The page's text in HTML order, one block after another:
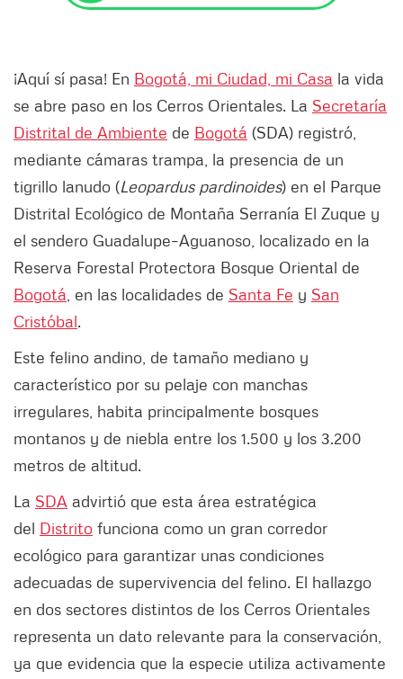
¡Aquí sí pasa! En Bogotá, mi Ciudad, mi Casa la vida
se abre paso en los Cerros Orientales. La Secretaría
Distrital de Ambiente de Bogotá (SDA) registró,
mediante cámaras trampa, la presencia de un
tigrillo lanudo (Leopardus pardinoides) en el Parque
Distrital Ecológico de Montaña Serranía El Zuque y
el sendero Guadalupe–Aguanoso, localizado en la
Reserva Forestal Protectora Bosque Oriental de
Bogotá , en las localidades de Santa Fe y San
Cristóbal.
Este felino andino, de tamaño mediano y
característico por su pelaje con manchas
irregulares, habita principalmente bosques
montanos y de niebla entre los 1.500 y los 3.200
metros de altitud.
La SDA advirtió que esta área estratégica
del Distrito funciona como un gran corredor
ecológico para garantizar unas condiciones
adecuadas de supervivencia del felino. El hallazgo
en dos sectores distintos de los Cerros Orientales
representa un dato relevante para la conservación,
ya que evidencia que la especie utiliza activamente